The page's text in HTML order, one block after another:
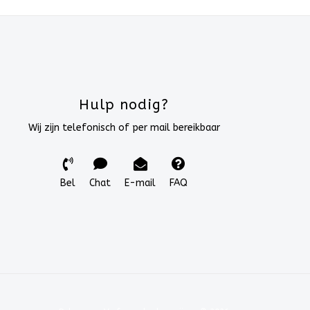
Hulp nodig?
Wij zijn telefonisch of per mail bereikbaar
Bel Chat E-mail FAQ